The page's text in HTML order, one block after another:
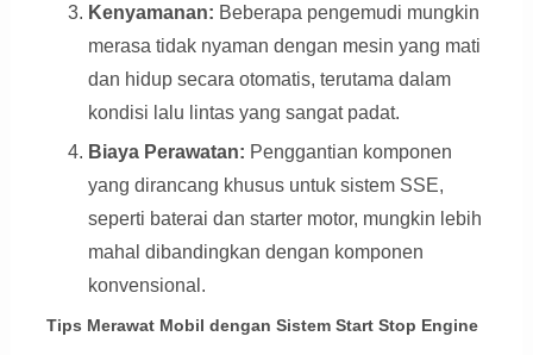
Kenyamanan: Beberapa pengemudi mungkin
merasa tidak nyaman dengan mesin yang mati
dan hidup secara otomatis, terutama dalam
kondisi lalu lintas yang sangat padat.
Biaya Perawatan: Penggantian komponen
yang dirancang khusus untuk sistem SSE,
seperti baterai dan starter motor, mungkin lebih
mahal dibandingkan dengan komponen
konvensional.
Tips Merawat Mobil dengan Sistem Start Stop Engine